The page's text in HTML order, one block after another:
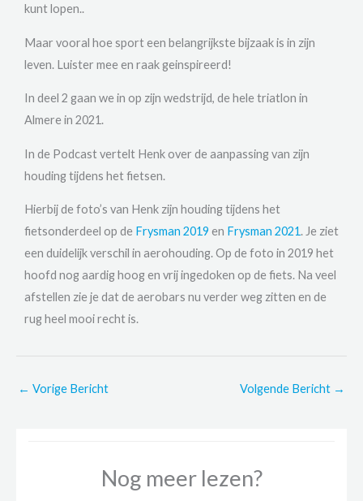
kunt lopen..
Maar vooral hoe sport een belangrijkste bijzaak is in zijn
leven. Luister mee en raak geinspireerd!
In deel 2 gaan we in op zijn wedstrijd, de hele triatlon in
Almere in 2021.
In de Podcast vertelt Henk over de aanpassing van zijn
houding tijdens het fietsen.
Hierbij de foto’s van Henk zijn houding tijdens het
fietsonderdeel op de Frysman 2019 en Frysman 2021. Je ziet
een duidelijk verschil in aerohouding. Op de foto in 2019 het
hoofd nog aardig hoog en vrij ingedoken op de fiets. Na veel
afstellen zie je dat de aerobars nu verder weg zitten en de
rug heel mooi recht is.
← Vorige Bericht Volgende Bericht →
Nog meer lezen?